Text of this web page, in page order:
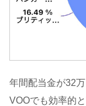
年間配当金が32
VOOでも効率的